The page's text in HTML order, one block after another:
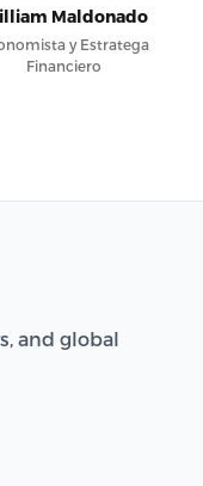
Maldonado
y Estratega
Financiero
and global